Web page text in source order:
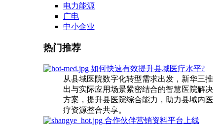
电力能源
广电
中小企业
热门推荐
如何快速有效提升县域医疗水平?
从县域医院数字化转型需求出发，新华三推
出与实际应用场景紧密结合的智慧医院解决
方案，提升县医院综合能力，助力县域内医
疗资源整合共享。
合作伙伴营销资料平台上线